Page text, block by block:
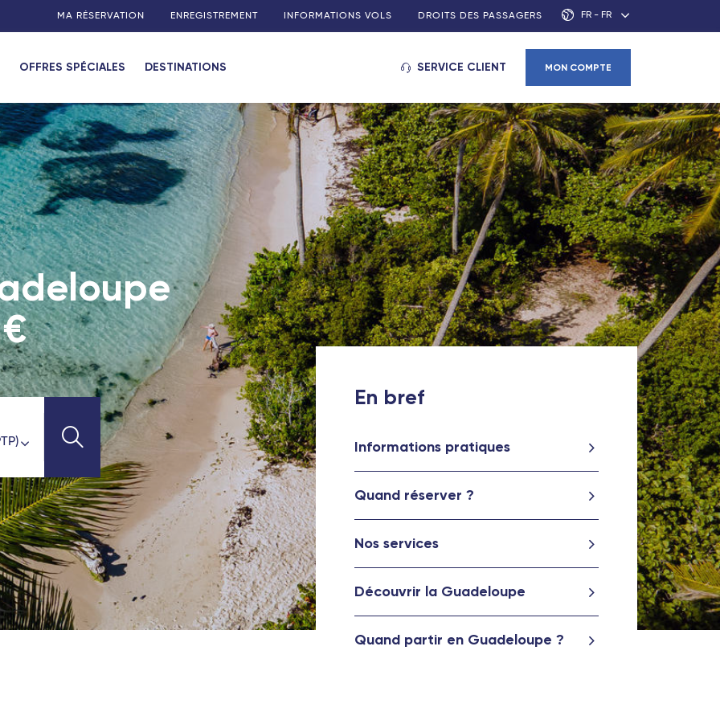
MA RÉSERVATION ENREGISTREMENT INFORMATIONS VOLS DROITS DES PASSAGERS FR - FR
OFFRES SPÉCIALES DESTINATIONS SERVICE CLIENT MON COMPTE
DESTINATIONS
(Martinique)
En bref
Informations pratiques
Quand réserver ?
Nos services
Découvrir la Guadeloupe
Quand partir en Guadeloupe ?